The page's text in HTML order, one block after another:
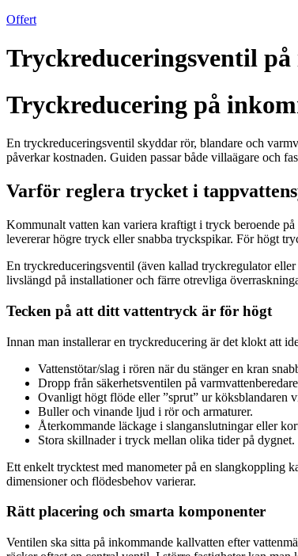
Offert
Tryckreduceringsventil
Tryckreducering på
En tryckreduceringsventil skyddar rör, blandare och
påverkar kostnaden. Guiden passar både villaägare och
Varför reglera trycket i
Kommunalt vatten kan variera kraftigt i tryck beroende
levererar högre tryck eller snabba tryckspikar. För högt
En tryckreduceringsventil (även kallad tryckregulator
livslängd på installationer och färre otrevliga
Tecken på att ditt vattentryck är för högt
Innan man installerar en tryckreducering är det klokt att
Vattenstötar/slag i rören när du stänger en kran
Dropp från säkerhetsventilen på
Ovanligt högt flöde eller ”sprut” ur köksblandaren
Buller och vinande ljud i rör och armaturer.
Återkommande läckage i slanganslutningar eller
Stora skillnader i tryck mellan olika tider på dygnet.
Ett enkelt trycktest med manometer på en slangkoppling
dimensioner och flödesbehov varierar.
Rätt placering och smarta komponenter
Ventilen ska sitta på inkommande kallvatten efter